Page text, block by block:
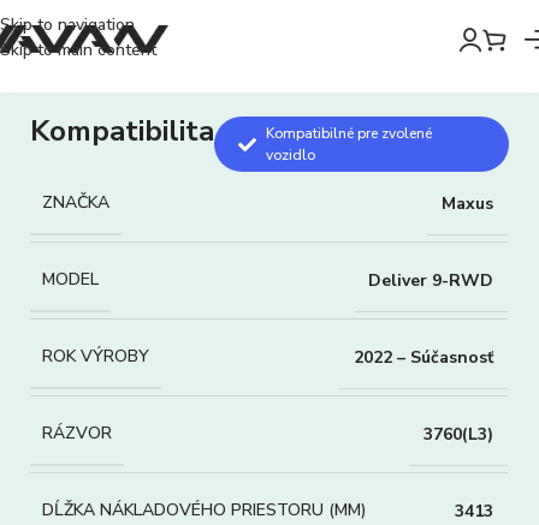
Skip to navigation
Skip to main content
Kompatibilita
Kompatibilné pre zvolené
vozidlo
ZNAČKA Maxus
MODEL Deliver 9-RWD
ROK VÝROBY 2022 – Súčasnosť
RÁZVOR 3760(L3)
DĹŽKA NÁKLADOVÉHO PRIESTORU (MM) 3413